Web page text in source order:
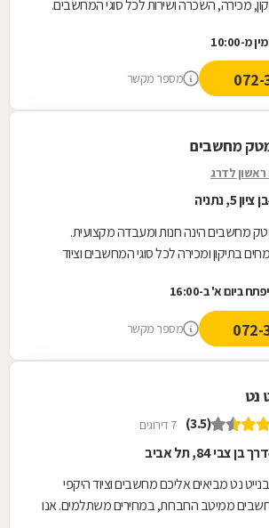
מכירה, השכרה ושירות לכל סוגי המחשבים.
מ-10:00
מספר מקשר
מחשבים
ראשון לדרג
בן ציון 5, נתניה
מחשבים הינה חנות ומעבדה מקצועית.
בתיקון ומכירה לכל סוגי המחשבים וציוד
אזעקה.
ביום א' ב-16:00
מספר מקשר
נט
(3.5) 7 דירוגים
דרך בן צבי 84, תל אביב
נט מביאים אליכם מחשבים וציוד היקפי
ממיטב החברות, במחירים משתלמים. אנו